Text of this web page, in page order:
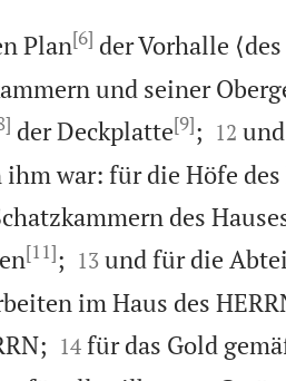
Plan[6] der Vorhalle
und seiner
der Deckplatte[9];
12
war: für die Höfe des
des
[11];
13 und für die
im Haus des

14 für das Gold